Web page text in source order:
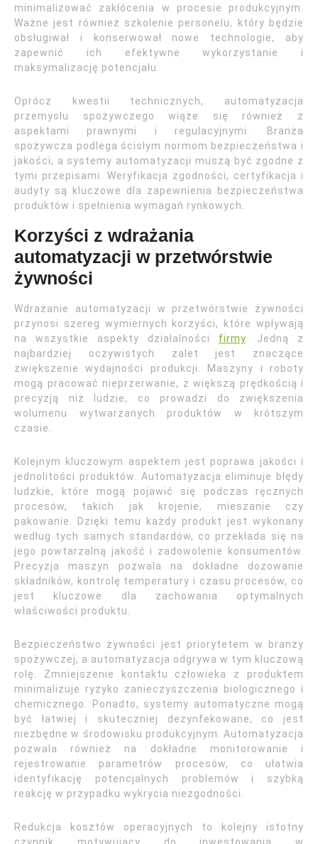
minimalizować zakłócenia w procesie produkcyjnym.
Ważne jest również szkolenie personelu, który będzie
obsługiwał i konserwował nowe technologie, aby
zapewnić ich efektywne wykorzystanie i
maksymalizację potencjału.
Oprócz kwestii technicznych, automatyzacja
przemysłu spożywczego wiąże się również z
aspektami prawnymi i regulacyjnymi. Branża
spożywcza podlega ścisłym normom bezpieczeństwa i
jakości, a systemy automatyzacji muszą być zgodne z
tymi przepisami. Weryfikacja zgodności, certyfikacja i
audyty są kluczowe dla zapewnienia bezpieczeństwa
produktów i spełnienia wymagań rynkowych.
Korzyści z wdrażania
automatyzacji w przetwórstwie
żywności
Wdrażanie automatyzacji w przetwórstwie żywności
przynosi szereg wymiernych korzyści, które wpływają
na wszystkie aspekty działalności firmy. Jedną z
najbardziej oczywistych zalet jest znaczące
zwiększenie wydajności produkcji. Maszyny i roboty
mogą pracować nieprzerwanie, z większą prędkością i
precyzją niż ludzie, co prowadzi do zwiększenia
wolumenu wytwarzanych produktów w krótszym
czasie.
Kolejnym kluczowym aspektem jest poprawa jakości i
jednolitości produktów. Automatyzacja eliminuje błędy
ludzkie, które mogą pojawić się podczas ręcznych
procesów, takich jak krojenie, mieszanie czy
pakowanie. Dzięki temu każdy produkt jest wykonany
według tych samych standardów, co przekłada się na
jego powtarzalną jakość i zadowolenie konsumentów.
Precyzja maszyn pozwala na dokładne dozowanie
składników, kontrolę temperatury i czasu procesów, co
jest kluczowe dla zachowania optymalnych
właściwości produktu.
Bezpieczeństwo żywności jest priorytetem w branży
spożywczej, a automatyzacja odgrywa w tym kluczową
rolę. Zmniejszenie kontaktu człowieka z produktem
minimalizuje ryzyko zanieczyszczenia biologicznego i
chemicznego. Ponadto, systemy automatyczne mogą
być łatwiej i skuteczniej dezynfekowane, co jest
niezbędne w środowisku produkcyjnym. Automatyzacja
pozwala również na dokładne monitorowanie i
rejestrowanie parametrów procesów, co ułatwia
identyfikację potencjalnych problemów i szybką
reakcję w przypadku wykrycia niezgodności.
Redukcja kosztów operacyjnych to kolejny istotny